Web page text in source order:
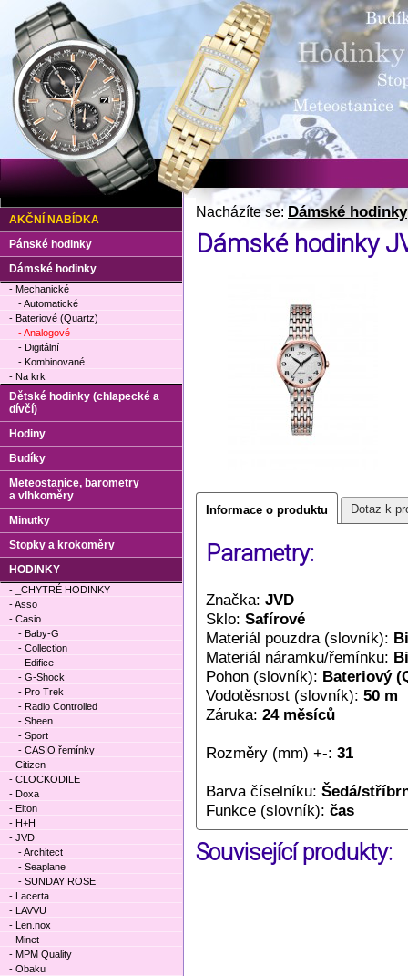
Nacházíte se:Dámské hodinky
Dámské hodinky
Informace o produktu Dotaz k
Parametry:
Značka: JVD
Sklo: Safírové
Materiál pouzdra (slovník):
Materiál náramku/řemínku:
Pohon (slovník): Bateriový
Vodotěsnost (slovník): 50 m
Záruka: 24 měsíců
Rozměry (mm) +-: 31
Barva číselníku: Šedá/
Funkce (slovník): čas
Související produkty:
AKČNÍ NABÍDKA
Pánské hodinky
Dámské hodinky
- Mechanické
- Automatické
- Bateriové (Quartz)
- Analogové
- Digitální
- Kombinované
- Na krk
Dětské hodinky (chlapecké a
dívčí)
Hodiny
Budíky
Meteostanice, barometry
a vlhkoměry
Minutky
Stopky a krokoměry
HODINKY
- _CHYTRÉ HODINKY
- Asso
- Casio
- Baby-G
- Collection
- Edifice
- G-Shock
- Pro Trek
- Radio Controlled
- Sheen
- Sport
- CASIO řemínky
- Citizen
- CLOCKODILE
- Doxa
- Elton
- H+H
- JVD
- Architect
- Seaplane
- SUNDAY ROSE
- Lacerta
- LAVVU
- Len.nox
- Minet
- MPM Quality
- Obaku